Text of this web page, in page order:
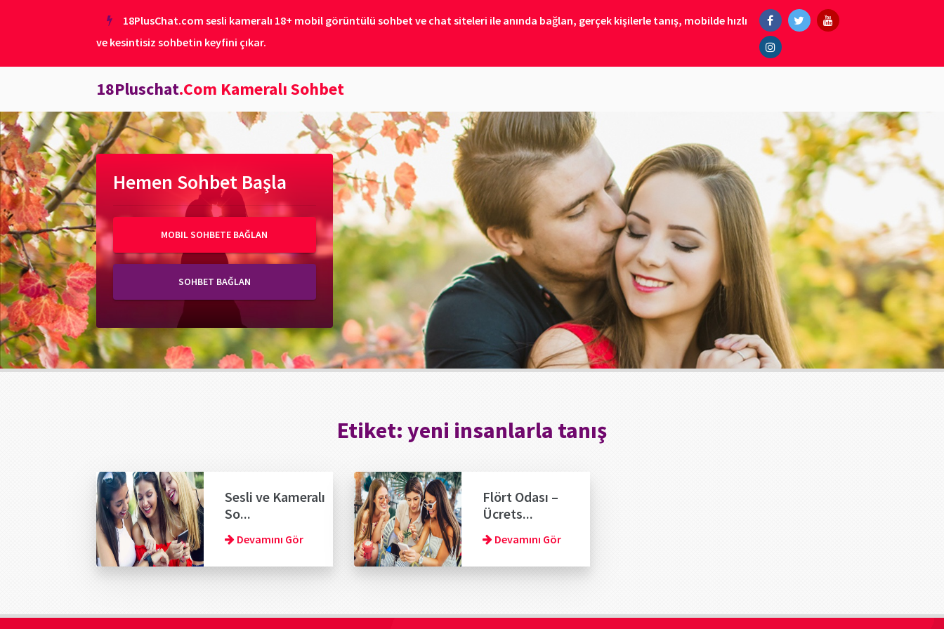
18PlusChat.com sesli kameralı 18+ mobil görüntülü sohbet ve chat siteleri ile anında bağlan, gerçek kişilerle tanış, mobilde hızlı
ve kesintisiz sohbetin keyfini çıkar.
18Pluschat.Com Kameralı Sohbet
Hemen Sohbet Başla
MOBIL SOHBETE BAĞLAN
SOHBET BAĞLAN
Etiket: yeni insanlarla tanış
Sesli ve Kameralı
So...
Devamını Gör
Flört Odası –
Ücrets...
Devamını Gör